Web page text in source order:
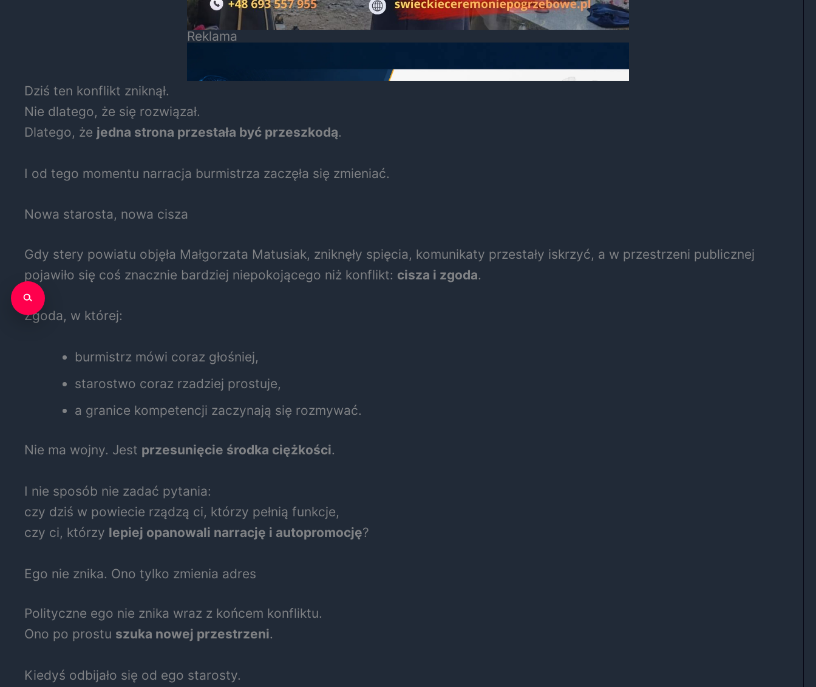
Reklama
Dziś ten konflikt zniknął.
Nie dlatego, że się rozwiązał.
Dlatego, że jedna strona przestała być przeszkodą.
I od tego momentu narracja burmistrza zaczęła się zmieniać.
Nowa starosta, nowa cisza
Gdy stery powiatu objęła Małgorzata Matusiak, zniknęły spięcia, komunikaty przestały iskrzyć, a w przestrzeni publicznej
pojawiło się coś znacznie bardziej niepokojącego niż konflikt: cisza i zgoda.
Zgoda, w której:
burmistrz mówi coraz głośniej,
starostwo coraz rzadziej prostuje,
a granice kompetencji zaczynają się rozmywać.
Nie ma wojny. Jest przesunięcie środka ciężkości.
I nie sposób nie zadać pytania:
czy dziś w powiecie rządzą ci, którzy pełnią funkcje,
czy ci, którzy lepiej opanowali narrację i autopromocję?
Ego nie znika. Ono tylko zmienia adres
Polityczne ego nie znika wraz z końcem konfliktu.
Ono po prostu szuka nowej przestrzeni.
Kiedyś odbijało się od ego starosty.